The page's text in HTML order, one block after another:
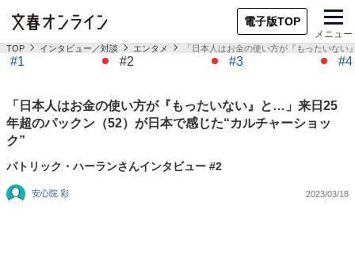
電子版TOP
メニュー
TOP インタビュー／対談 エンタメ 「日本人はお金の使い方が『もったいな
#1 #2 #3 #4
「日本人はお金の使い方が『もったいない』と…」来日25
年超のパックン（52）が日本で感じた“カルチャーショッ
ク”
パトリック・ハーランさんインタビュー #2
安心院 彩 2023/03/18